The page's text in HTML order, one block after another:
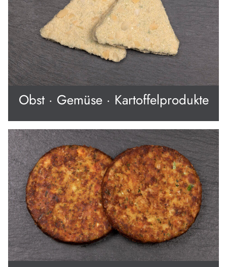
Obst · Gemüse · Kartoffelprodukte